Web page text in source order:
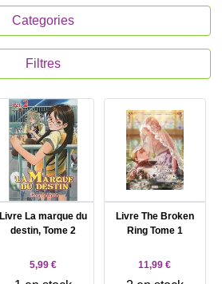
Categories
Filtres
Livre La marque du
destin, Tome 2
5,99 €
Livre The Broken
Ring Tome 1
11,99 €